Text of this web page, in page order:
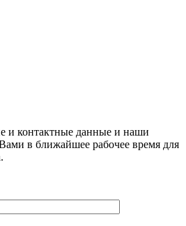
и контактные данные и наши
в ближайшее рабочее время для